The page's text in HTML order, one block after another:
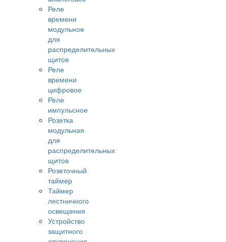
Реле
времени
модульное
для
распределительных
щитов
Реле
времени
цифровое
Реле
импульсное
Розетка
модульная
для
распределительных
щитов
Розеточный
таймер
Таймер
лестничного
освещения
Устройство
защитного